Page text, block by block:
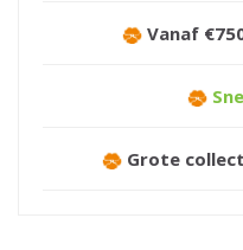
Vanaf
Grote